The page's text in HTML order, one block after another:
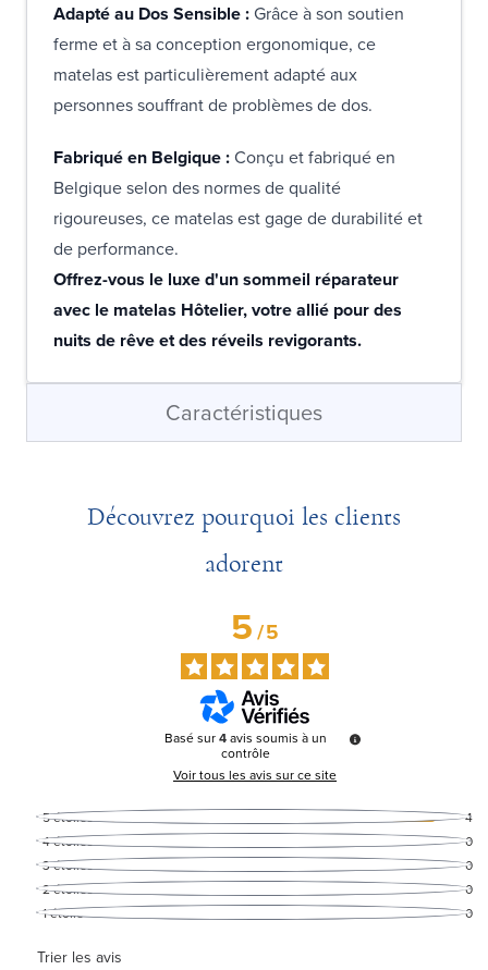
Adapté au Dos Sensible :Grâce à son soutien
ferme et à sa conception ergonomique, ce
matelas est particulièrement adapté aux
personnes souffrant de problèmes de dos.
Fabriqué en Belgique :Conçu et fabriqué en
Belgique selon des normes de qualité
rigoureuses, ce matelas est gage de durabilité et
de performance.
Offrez-vous le luxe d'un sommeil réparateur
avec le matelas Hôtelier, votre allié pour des
nuits de rêve et des réveils revigorants.
Caractéristiques
Découvrez pourquoi les clients
adorent
5/5
Basé sur4avis soumis à un
contrôle
Voir tous les avis sur ce site
5étoiles
4
4étoiles
0
3étoiles
0
2étoiles
0
1étoile 0
Trier les avis